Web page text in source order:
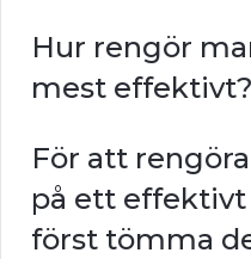
Hur rengör
mest effektivt?
För att
på ett
först tömma